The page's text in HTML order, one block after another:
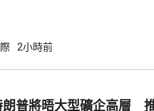
一國遭受武裝攻擊，都會被
路透社引述有土耳其官員指
2小時前
朗普將晤大型礦企高層